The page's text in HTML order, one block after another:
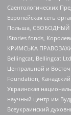
Саентологических
Европейская сеть
Польша, СВОБОДНЫЙ
IStories fonds,
КРИМСЬКА
Bellingcat, Bellingcat
Центральной и
Foundation,
Украинская
научный центр им
Всеукраинский